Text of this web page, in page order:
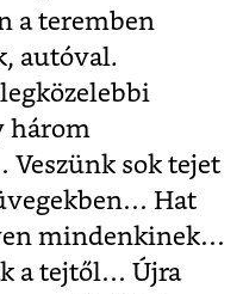
a teremben
autóval.
három
sok tejet
Hat
mindenkinek…
a tejtől… Újra